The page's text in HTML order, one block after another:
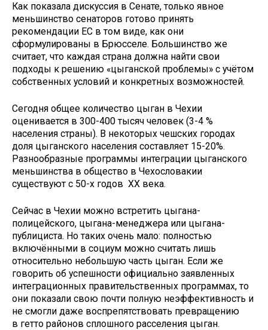
Как показала дискуссия в Сенате, только явное
меньшинство сенаторов готово принять
рекомендации ЕС в том виде, как они
сформулированы в Брюсселе. Большинство же
считает, что каждая страна должна найти свои
подходы к решению «цыганской проблемы» с учётом
собственных условий и конкретных возможностей.
Сегодня общее количество цыган в Чехии
оценивается в 300-400 тысяч человек (3-4 %
населения страны). В некоторых чешских городах
доля цыганского населения составляет 15-20%.
Разнообразные программы интеграции цыганского
меньшинства в общество в Чехословакии
существуют с 50-х годов ХХ века.
Сейчас в Чехии можно встретить цыгана-
полицейского, цыгана-менеджера или цыгана-
публициста. Но таких очень мало: полностью
включёнными в социум можно считать лишь
относительно небольшую часть цыган. Если же
говорить об успешности официально заявленных
интеграционных правительственных программах, то
они показали свою почти полную неэффективность и
не смогли даже воспрепятствовать превращению
в гетто райoнов сплошного расселения цыган.